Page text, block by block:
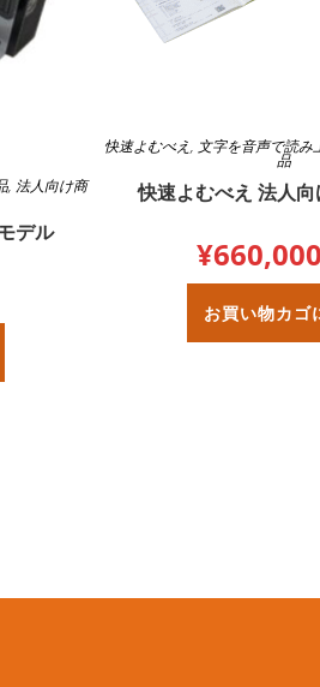
, 法人向け商
デル
快速よむべえ, 文字を音声で読み
品
快速よむべえ 法人
¥660,000
お買い物カゴ